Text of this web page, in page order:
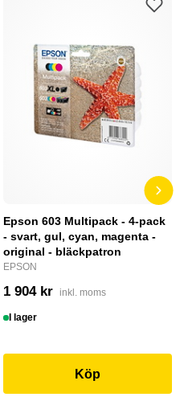
Epson 603 Multipack - 4-pack
- svart, gul, cyan, magenta -
original - bläckpatron
EPSON
1 904 kr inkl. moms
I lager
Köp